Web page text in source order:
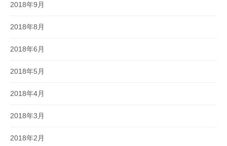
2018年9月
2018年8月
2018年6月
2018年5月
2018年4月
2018年3月
2018年2月